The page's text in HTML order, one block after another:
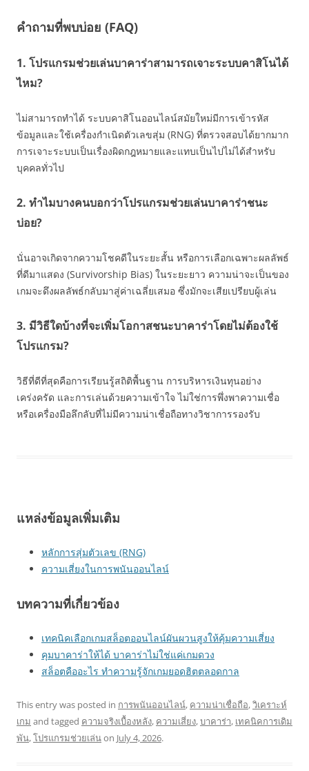
คำถามที่พบบ่อย (FAQ)
1. โปรแกรมช่วยเล่นบาคาร่าสามารถเจาะระบบคาสิโนได้
ไหม?
ไม่สามารถทำได้ ระบบคาสิโนออนไลน์สมัยใหม่มีการเข้ารหัส
ข้อมูลและใช้เครื่องกำเนิดตัวเลขสุ่ม (RNG) ที่ตรวจสอบได้ยากมาก
การเจาะระบบเป็นเรื่องผิดกฎหมายและแทบเป็นไปไม่ได้สำหรับ
บุคคลทั่วไป
2. ทำไมบางคนบอกว่าโปรแกรมช่วยเล่นบาคาร่าชนะ
บ่อย?
นั่นอาจเกิดจากความโชคดีในระยะสั้น หรือการเลือกเฉพาะผลลัพธ์
ที่ดีมาแสดง (Survivorship Bias) ในระยะยาว ความน่าจะเป็นของ
เกมจะดึงผลลัพธ์กลับมาสู่ค่าเฉลี่ยเสมอ ซึ่งมักจะเสียเปรียบผู้เล่น
3. มีวิธีใดบ้างที่จะเพิ่มโอกาสชนะบาคาร่าโดยไม่ต้องใช้
โปรแกรม?
วิธีที่ดีที่สุดคือการเรียนรู้สถิติพื้นฐาน การบริหารเงินทุนอย่าง
เคร่งครัด และการเล่นด้วยความเข้าใจ ไม่ใช่การพึ่งพาความเชื่อ
หรือเครื่องมือลึกลับที่ไม่มีความน่าเชื่อถือทางวิชาการรองรับ
แหล่งข้อมูลเพิ่มเติม
หลักการสุ่มตัวเลข (RNG)
ความเสี่ยงในการพนันออนไลน์
บทความที่เกี่ยวข้อง
เทคนิคเลือกเกมสล็อตออนไลน์ผันผวนสูงให้คุ้มความเสี่ยง
คุมบาคาร่าให้ได้ บาคาร่าไม่ใช่แค่เกมดวง
สล็อตคืออะไร ทำความรู้จักเกมยอดฮิตตลอดกาล
This entry was posted in การพนันออนไลน์, ความน่าเชื่อถือ,วิเคราะห์
เกม and tagged ความจริงเบื้องหลัง, ความเสี่ยง,บาคาร่า, เทคนิคการเดิม
พัน,โปรแกรมช่วยเล่นon July 4, 2026.